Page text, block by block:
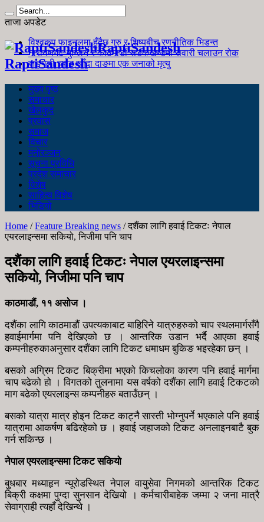
ताजा अपडेट
विश्वकप फाइनलमा हुँदैछ गुरु र शिष्यबीच रणनीतिक भिडन्त
नारायणगढ-मुग्लिन र काठमाडौं सडकखण्डमा सवारी चलाउन रोक
जङ्गली च्याउ खाँदा दाङमा एक जनाको मृत्यु
RaptiSandesh
RaptiSandesh
मुख्य पृष्ठ
समाचार
खेलकुद
प्रवास
समाज
विचार
मनोरञ्जन
सूचना प्रविधि
प्रदेश समाचार
विशेष
साहित्य विशेष
भिडियो
Home /Feature Breaking news /दशैंका लागि हवाई टिकटः नेपाल
एयरलाइन्समा सकियो, निजीमा पनि चाप
दशैंका लागि हवाई टिकटः नेपाल एयरलाइन्समा
सकियो, निजीमा पनि चाप
काठमाडौं, ११ असोज ।
दशैंका लागि काठमाडौं उपत्यकाबाट बाहिरिने यात्रुहरुको चाप स्थलमार्गसँगै
हवाईमार्गमा पनि देखिएको छ । आन्तरिक उडान भर्दै आएका हवाई
कम्पनीहरुकाअनुसार दशैंका लागि टिकट धमाधम बुकिङ भइरहेका छन् ।
बसको अगि्रम टिकट बिक्रीमा भएको किचलोका कारण पनि हवाई मार्गमा
चाप बढेको हो । विगतको तुलनामा यस वर्षको दशैंका लागि हवाई टिकटको
माग बढेको एयरलाइन्स कम्पनीहरु बताउँछन् ।
बसको यात्रा मात्र होइन टिकट काट्नै सास्ती भोग्नुपर्ने भएकाले पनि हवाई
यात्रामा आकर्षण बढिरहेको छ । हवाई जहाजको टिकट अनलाइनबाटै बुक
गर्न सकिन्छ ।
नेपाल एयरलाइन्समा टिकट सकियो
बुधबार मध्याहृन न्यूरोडस्थित नेपाल वायुसेवा निगमको आन्तरिक टिकट
बिक्री कक्षमा पुग्दा सुनसान देखियो । कर्मचारीबाहेक जम्मा २ जना मात्रै
सेवाग्राही त्यहाँ देखिन्थे ।